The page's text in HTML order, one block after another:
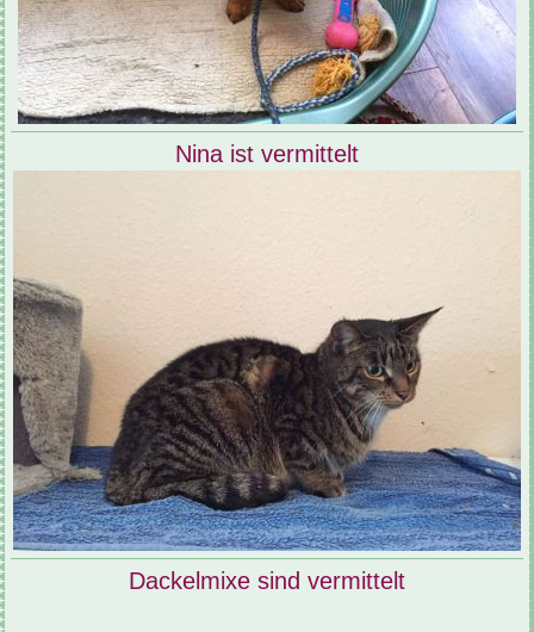
Nina ist vermittelt
Dackelmixe sind vermittelt